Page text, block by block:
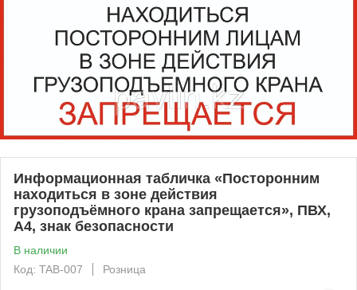
Информационная табличка «Посторонним
находиться в зоне действия
грузоподъёмного крана запрещается», ПВХ,
A4, знак безопасности
В наличии
Код: TAB-007
Розница